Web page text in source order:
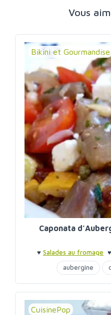
Vous
Bikini et Gourmandise
Caponata
♥ Salades au fromage ♥
aubergine
CuisinePop